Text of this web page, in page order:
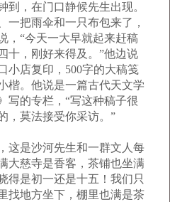
，在门口静候先生出现。
一把雨伞和一只布包来了，
，“今天一大早就起来赶稿
十，刚好来得及。”他边说
小店复印，500字的大稿笺
楷。他说是一篇古代天文学
写的专栏，“写这种稿子很
，莫法接受你采访。”
是沙河先生和一群文人每
大慈寺是香客，茶铺也坐满
得是初一还是十五！我们只
找地方坐下，棚里也满是茶